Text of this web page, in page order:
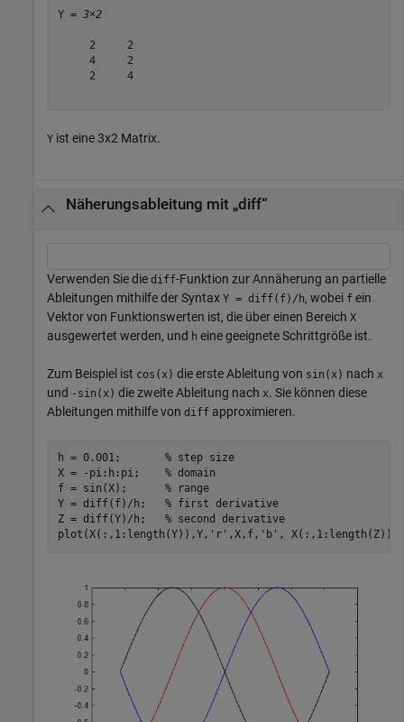
Y = 3×2
     2     2
     4     2
     2     4
Y ist eine 3x2 Matrix.
Näherungsableitung mit „diff“
Verwenden Sie die diff-Funktion zur Annäherung an partielle
Ableitungen mithilfe der Syntax Y = diff(f)/h, wobei f ein
Vektor von Funktionswerten ist, die über einen Bereich X
ausgewertet werden, und h eine geeignete Schrittgröße ist.
Zum Beispiel ist cos(x) die erste Ableitung von sin(x) nach x
und -sin(x) die zweite Ableitung nach x. Sie können diese
Ableitungen mithilfe von diff approximieren.
h = 0.001; % step size
X = -pi:h:pi; % domain
f = sin(X); % range
Y = diff(f)/h; % first derivative
Z = diff(Y)/h; % second derivative
plot(X(:,1:length(Y)),Y, 'r' ,X,f, 'b' ,